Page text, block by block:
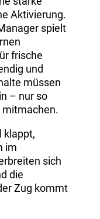
Aktivierung.
spielt
frische
und
müssen
– nur so
klappt,
im
sich
die
Zug kommt